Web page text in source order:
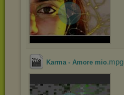
Karma - Amore mio.mpg